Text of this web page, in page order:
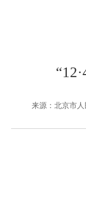
来源：北京市